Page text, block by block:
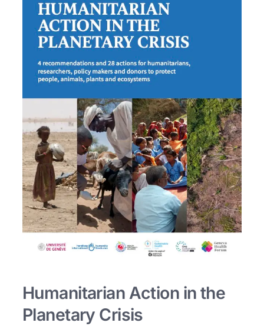
Humanitarian Action in the
Planetary Crisis